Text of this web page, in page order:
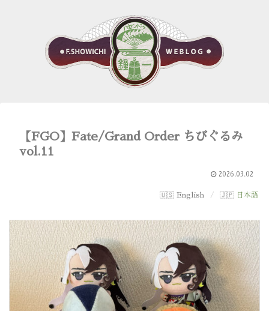
【FGO】Fate/Grand Order ちびぐるみ
vol.11
2026.03.02
English 日本語